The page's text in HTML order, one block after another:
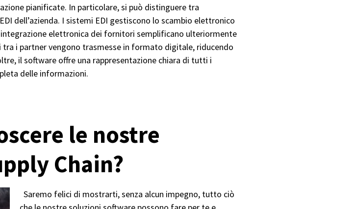
pianificate. In particolare, si può distinguere tra
dell’azienda. I sistemi EDI gestiscono lo scambio elettronico
elettronica dei fornitori semplificano ulteriormente
tra i partner vengono trasmesse in formato digitale, riducendo
il software offre una rappresentazione chiara di tutti i
delle informazioni.
le nostre
Chain?
Saremo felici di mostrarti, senza alcun impegno, tutto ciò